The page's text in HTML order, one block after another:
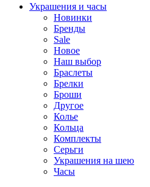
Украшения и часы
Новинки
Бренды
Sale
Новое
Наш выбор
Браслеты
Брелки
Броши
Другое
Колье
Кольца
Комплекты
Серьги
Украшения на шею
Часы